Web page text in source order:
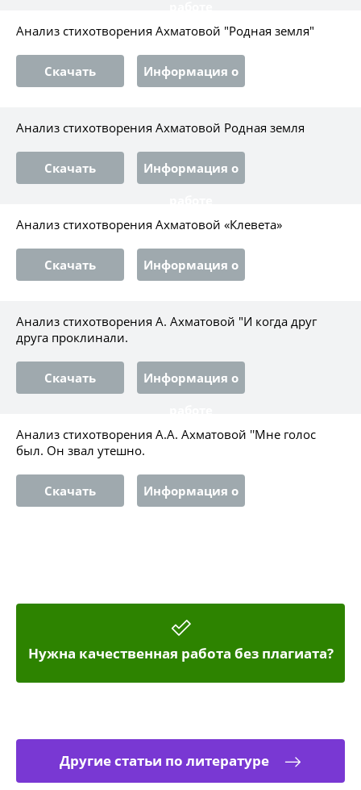
Анализ стихотворения Ахматовой "Родная земля"
Скачать
Информация о
Анализ стихотворения Ахматовой Родная земля
Скачать
Информация о
Анализ стихотворения Ахматовой «Клевета»
Скачать
Информация о
Анализ стихотворения А. Ахматовой "И когда друг
друга проклинали.
Скачать
Информация о
Анализ стихотворения А.А. Ахматовой ''Мне голос
был. Он звал утешно.
Скачать
Информация о
Нужна качественная работа без плагиата?
Другие статьи по литературе